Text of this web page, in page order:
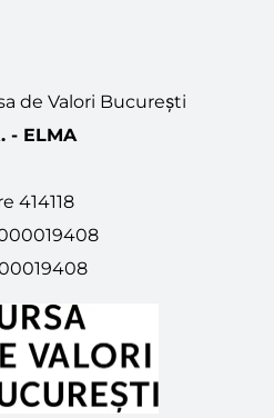
de Valori București
- ELMA
414118